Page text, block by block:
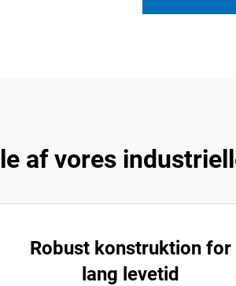
af vores
Robust konstruktion for
lang levetid